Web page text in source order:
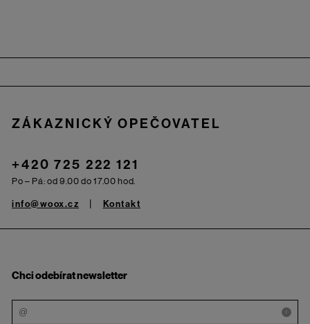
ZÁKAZNICKÝ OPEČOVATEL
+420 725 222 121
Po – Pá: od 9.00 do 17.00 hod.
info@woox.cz Kontakt
Chci odebírat newsletter
i